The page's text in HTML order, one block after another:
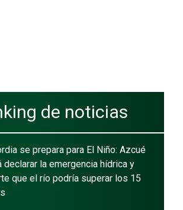
de noticias
se prepara para El Niño: Azcué
declarar la emergencia hídrica y
que el río podría superar los 15